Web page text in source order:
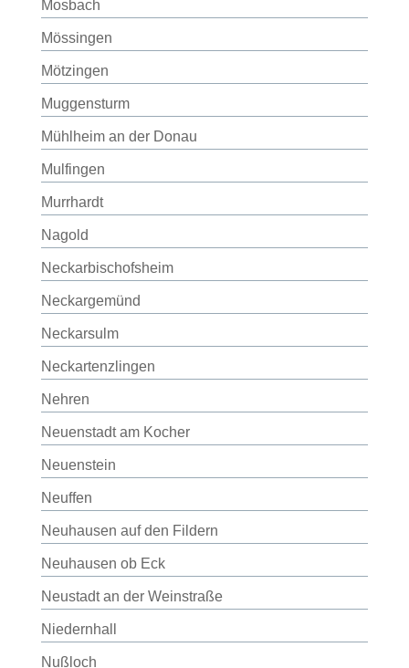
Mosbach
Mössingen
Mötzingen
Muggensturm
Mühlheim an der Donau
Mulfingen
Murrhardt
Nagold
Neckarbischofsheim
Neckargemünd
Neckarsulm
Neckartenzlingen
Nehren
Neuenstadt am Kocher
Neuenstein
Neuffen
Neuhausen auf den Fildern
Neuhausen ob Eck
Neustadt an der Weinstraße
Niedernhall
Nußloch